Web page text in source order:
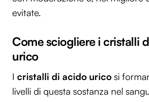
evitate.
Come sciogliere i cristalli
urico
I cristalli di acido urico si
livelli di questa sostanza nel